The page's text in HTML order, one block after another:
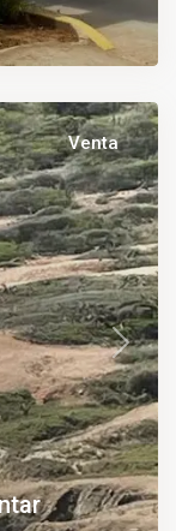
Venta
Next